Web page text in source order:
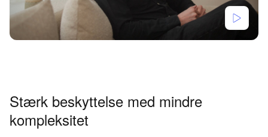
Stærk beskyttelse med mindre
kompleksitet